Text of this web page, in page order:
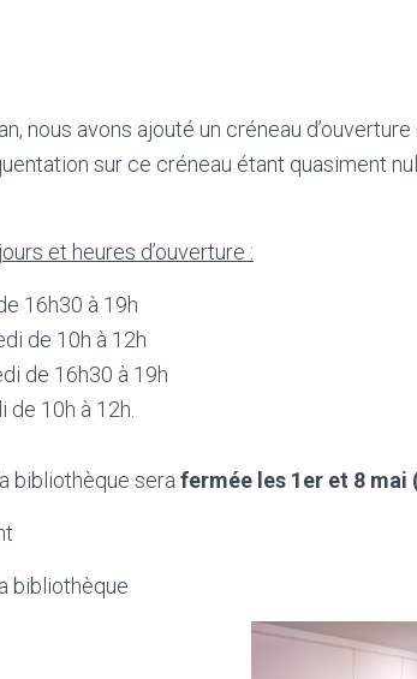
nous avons ajouté un créneau
sur ce créneau étant quasiment
et heures d’ouverture :
16h30 à 19h
de 10h à 12h
de 16h30 à 19h
de 10h à 12h.
bibliothèque sera fermée les 1er et 8 mai
bibliothèque